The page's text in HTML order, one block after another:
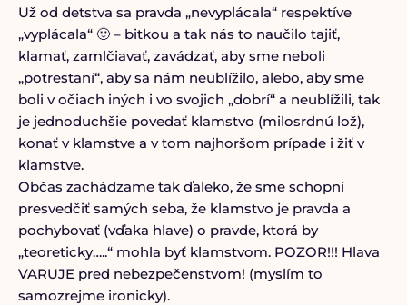
Už od detstva sa pravda „nevyplácala“ respektíve
„vyplácala“ 🙂 – bitkou a tak nás to naučilo tajiť,
klamať, zamlčiavať, zavádzať, aby sme neboli
„potrestaní“, aby sa nám neublížilo, alebo, aby sme
boli v očiach iných i vo svojich „dobrí“ a neublížili, tak
je jednoduchšie povedať klamstvo (milosrdnú lož),
konať v klamstve a v tom najhoršom prípade i žiť v
klamstve.
Občas zachádzame tak ďaleko, že sme schopní
presvedčiť samých seba, že klamstvo je pravda a
pochybovať (vďaka hlave) o pravde, ktorá by
„teoreticky…..“ mohla byť klamstvom. POZOR!!! Hlava
VARUJE pred nebezpečenstvom! (myslím to
samozrejme ironicky).